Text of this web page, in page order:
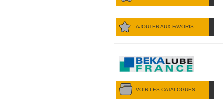
AJOUTER AUX FAVORIS
VOIR LES CATALOGUES